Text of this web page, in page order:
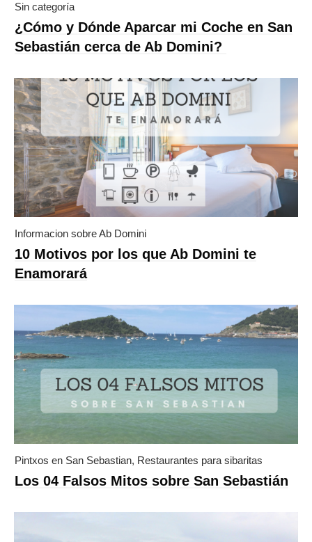
Sin categoría
¿Cómo y Dónde Aparcar mi Coche en San
Sebastián cerca de Ab Domini?
Informacion sobre Ab Domini
10 Motivos por los que Ab Domini te
Enamorará
Pintxos en San Sebastian, Restaurantes para sibaritas
Los 04 Falsos Mitos sobre San Sebastián